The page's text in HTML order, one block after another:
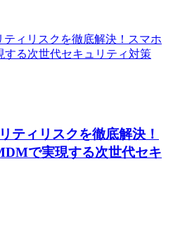
ティリスクを徹底解決！
で実現する次世代セキ